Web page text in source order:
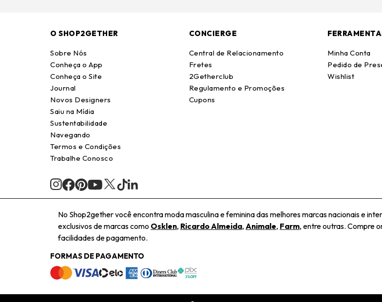
O SHOP2GETHER
Sobre Nós
Conheça o App
Conheça o Site
Journal
Novos Designers
Saiu na Mídia
Sustentabilidade
Navegando
Termos e Condições
Trabalhe Conosco
CONCIERGE
Central de Relacionamento
Fretes
2Getherclub
Regulamento e Promoções
Cupons
Minha Conta
Pedido de
Wishlist
No Shop2gether você encontra moda masculina e feminina das melhores marcas nacionais e
exclusivos de marcas como Osklen, Ricardo Almeida, Animale, Farm, entre outras. Compre
facilidades de pagamento.
FORMAS DE PAGAMENTO